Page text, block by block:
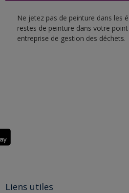
Ne jetez pas de peinture dans les
restes de peinture dans votre
entreprise de gestion des déchets.
Liens utiles